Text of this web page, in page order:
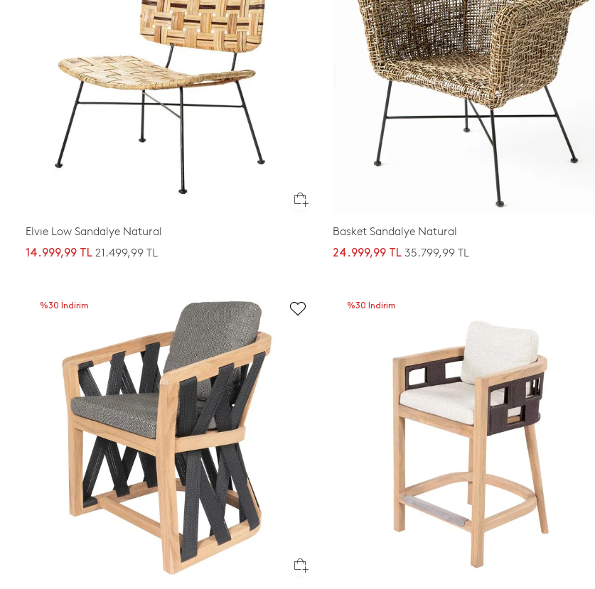
Elvıe Low Sandalye Natural
14.999,99 TL 21.499,99 TL
Basket Sandalye Natural
24.999,99 TL 35.799,99 TL
%30 İndirim %30 İndirim